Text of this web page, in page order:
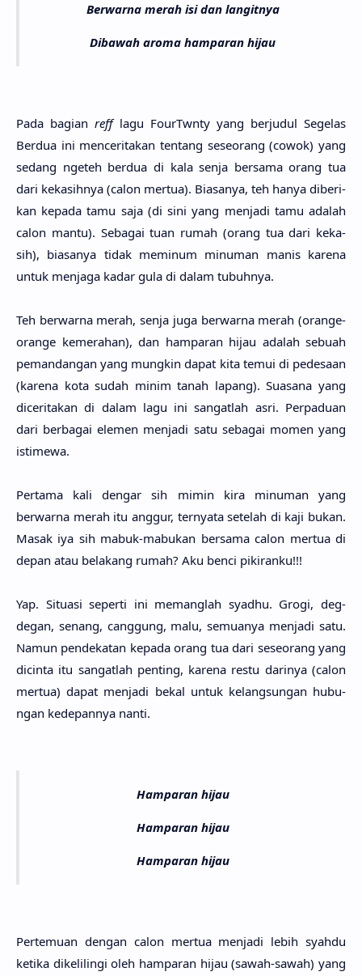
Berwarna merah isi dan langitnya
Dibawah aroma hamparan hijau
Pada bagi­an reff lagu FourTwnty yang berju­dul Sege­las
Ber­dua ini mencerita­kan ten­tang seseo­rang (cowok) yang
sedang nge­teh ber­dua di kala senja bersa­ma orang tua
dari kekasih­nya (calon mer­tua). Biasa­nya, teh hanya diberi­
kan kepa­da tamu saja (di sini yang menja­di tamu ada­lah
calon mantu). Seba­gai tuan rumah (orang tua dari keka­
sih), biasa­nya tidak memi­num minu­man manis kare­na
untuk menja­ga kadar gula di dalam tubuh­nya.
Teh berwar­na merah, senja juga berwar­na merah (ora­nge-
ora­nge kemera­han), dan hampa­ran hijau ada­lah sebu­ah
pemanda­ngan yang mung­kin dapat kita temui di pedesa­an
(kare­na kota sudah minim tanah lapang). Suasa­na yang
dicerita­kan di dalam lagu ini sangat­lah asri. Perpadu­an
dari berba­gai ele­men menja­di satu seba­gai momen yang
istime­wa.
Perta­ma kali dengar sih mimin kira minu­man yang
berwar­na merah itu ang­gur, ternya­ta sete­lah di kaji bukan.
Masak iya sih mabuk-mabu­kan bersa­ma calon mer­tua di
depan atau bela­kang rumah? Aku benci pikiran­ku!!!
Yap. Situa­si seper­ti ini memang­lah syad­hu. Grogi, deg-
degan, senang, cang­gung, malu, semua­nya menja­di satu.
Namun pendeka­tan kepa­da orang tua dari seseo­rang yang
dicin­ta itu sangat­lah pen­ting, kare­na restu dari­nya (calon
mer­tua) dapat menja­di bekal untuk kelangsu­ngan hubu­
ngan kedepan­nya nanti.
Hamparan hijau
Hamparan hijau
Hamparan hijau
Pertemu­an dengan calon mer­tua menja­di lebih syah­du
keti­ka dikelili­ngi oleh hampa­ran hijau (sawah-sawah) yang